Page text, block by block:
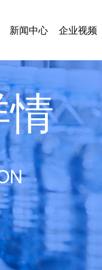
新闻中心 企业视频
情